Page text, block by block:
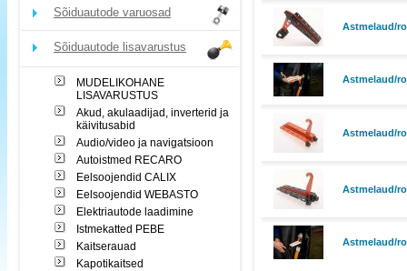
Sõiduautode varuosad
Sõiduautode lisavarustus
MUDELIKOHANE
LISAVARUSTUS
Akud, akulaadijad, inverterid ja
käivitusabid
Audio/video ja navigatsioon
Autoistmed RECARO
Eelsoojendid CALIX
Eelsoojendid WEBASTO
Elektriautode laadimine
Istmekatted PEBE
Kaitserauad
Kapotikaitsed
Astmelaud/
Astmelaud/
Astmelaud/
Astmelaud/
Astmelaud/